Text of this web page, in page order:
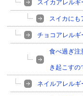
スイカアレルギ
スイカにも
チョコアレルギ
食べ過ぎ注
き起こすの
ネイルアレルギ